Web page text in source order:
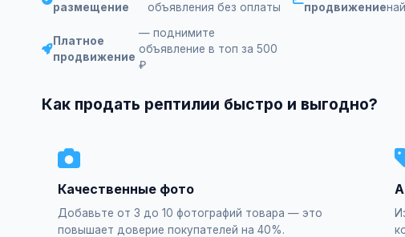
размещение
объявления без оплаты
продвижение
Платное
продвижение
— поднимите
объявление в топ за 500
₽
Как продать рептилии быстро и выгодно?
Качественные фото
Добавьте от 3 до 10 фотографий товара — это
повышает доверие покупателей на 40%.